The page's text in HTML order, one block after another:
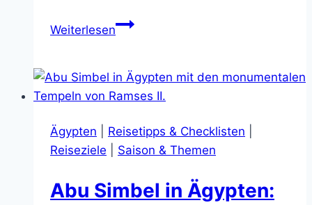
WeiterlesenReiseziele
Die
besten
für
deinen
Urlaub
Ägypten Reisetipps & Checklisten
Reiseziele
Saison & Themen
Abu Simbel in Ägypten: